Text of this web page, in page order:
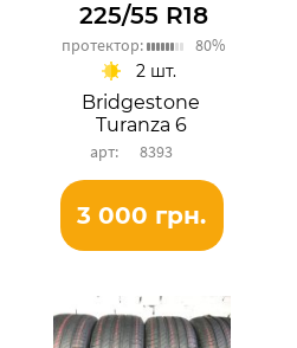
225/55 R18
протектор: 80%
Bridgestone
Turanza 6
8393
2 шт.
3 000 грн.